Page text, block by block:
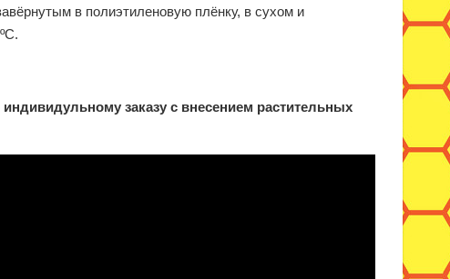
в полиэтиленовую плёнку, в сухом и
заказу с внесением растительных